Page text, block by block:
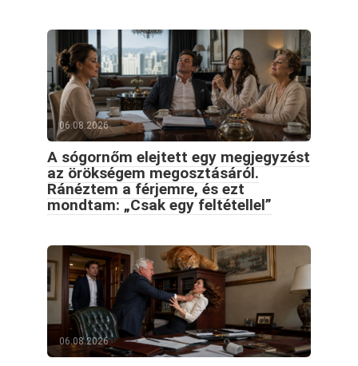
06.08.2026
A sógornőm elejtett egy megjegyzést
az örökségem megosztásáról.
Ránéztem a férjemre, és ezt
mondtam: „Csak egy feltétellel”
06.08.2026